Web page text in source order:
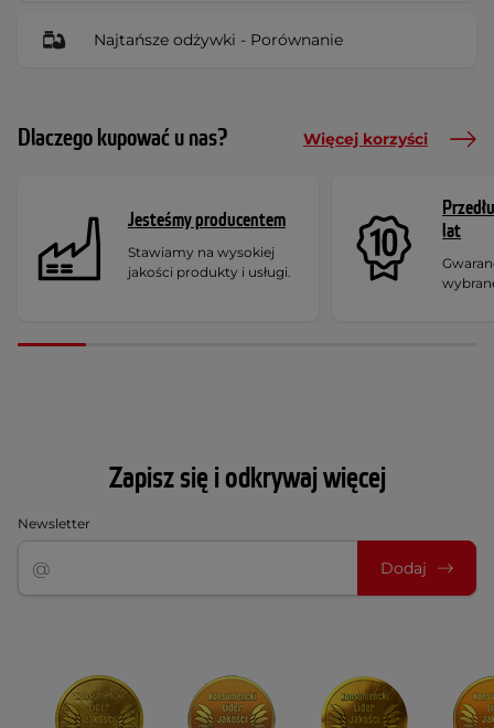
Najtańsze odżywki - Porównanie
Dlaczego kupować u nas? Więcej korzyści
Jesteśmy producentem
Stawiamy na wysokiej
jakości produkty i usługi.
lat
Zapisz się i odkrywaj więcej
Newsletter
Dodaj